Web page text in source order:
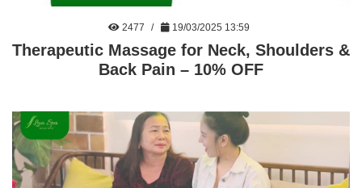
2477 19/03/2025 13:59
Therapeutic Massage for Neck, Shoulders &
Back Pain – 10% OFF